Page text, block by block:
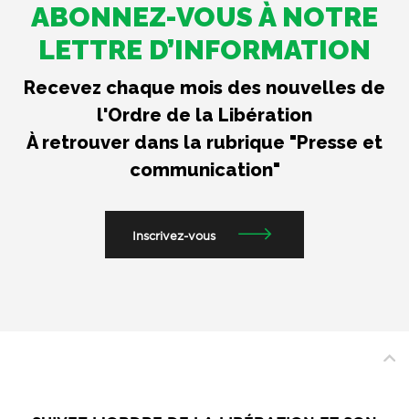
ABONNEZ-VOUS À NOTRE
LETTRE D’INFORMATION
Recevez chaque mois des nouvelles de
l'Ordre de la Libération
À retrouver dans la rubrique "Presse et
communication"
Inscrivez-vous